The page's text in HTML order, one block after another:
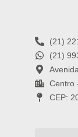
(21)
(21)
Centro
CEP: